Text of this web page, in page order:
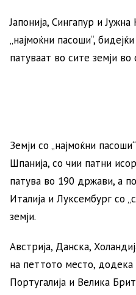
Јапонија, Сингапур и
„најмоќни пасоши“,
патуваат во сите земји во
Земји со „најмоќни
Шпанија, со чии патни
патува во 190 држави, а
Италија и Луксембург со
земји.
Австрија, Данска,
на петтото место, додека
Португалија и Велика